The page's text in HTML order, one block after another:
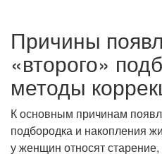
Причины
«второго»
методы
К основным причинам
подбородка и накопления
у женщин относят старение,